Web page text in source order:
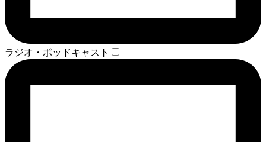
ラジオ・ポッドキャスト